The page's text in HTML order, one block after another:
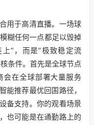
用于高清直播。一场球
糊任何一点都足以毁掉
”，而是“极致稳定流
条件。首先是全球节点
会在全球部署大量服务
能推荐最优回国路径，
备支持。你的观看场景
也可能是在通勤路上的